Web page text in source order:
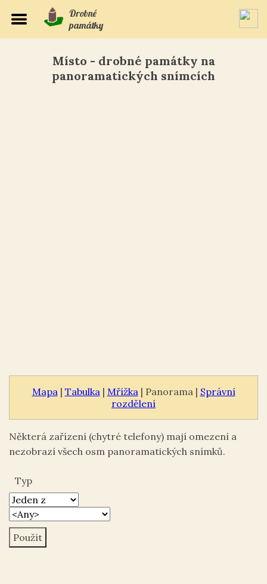
Drobné
památky
Místo - drobné památky na
panoramatických snímcích
Mapa | Tabulka | Mřížka | Panorama | Správní
rozdělení
Některá zařízení (chytré telefony) mají omezení a
nezobrazí všech osm panoramatických snímků.
Typ